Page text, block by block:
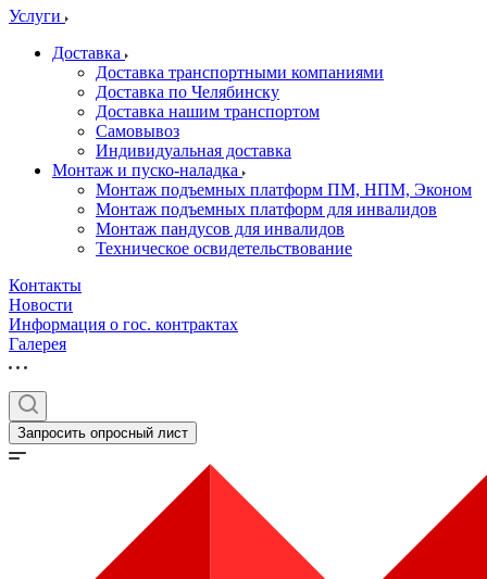
Услуги
Доставка
Доставка транспортными компаниями
Доставка по Челябинску
Доставка нашим транспортом
Самовывоз
Индивидуальная доставка
Монтаж и пуско-наладка
Монтаж подъемных платформ ПМ, НПМ, Эконом
Монтаж подъемных платформ для инвалидов
Монтаж пандусов для инвалидов
Техническое освидетельствование
Контакты
Новости
Информация о гос. контрактах
Галерея
Запросить опросный лист